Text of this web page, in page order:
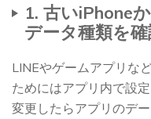
1. 古いiPhone
データ種類を
LINEやゲームアプリな
ためにはアプリ内で設
変更したらアプリのデ